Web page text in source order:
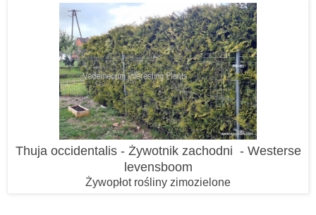
Thuja occidentalis - Żywotnik zachodni - Westerse
levensboom
Żywopłot rośliny zimozielone